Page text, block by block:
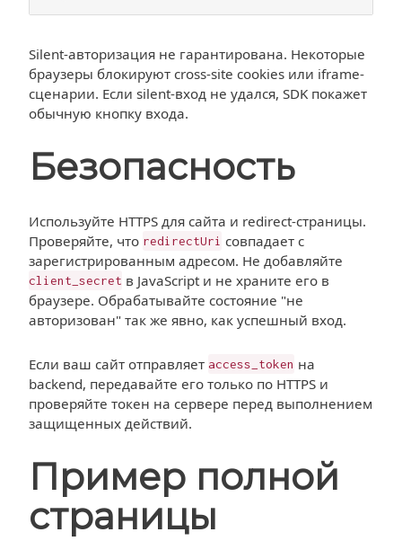
Silent-авторизация не гарантирована. Некоторые
браузеры блокируют cross-site cookies или iframe-
сценарии. Если silent-вход не удался, SDK покажет
обычную кнопку входа.
Безопасность
Используйте HTTPS для сайта и redirect-страницы.
Проверяйте, что redirectUri совпадает с
зарегистрированным адресом. Не добавляйте
client_secret в JavaScript и не храните его в
браузере. Обрабатывайте состояние "не
авторизован" так же явно, как успешный вход.
Если ваш сайт отправляет access_token на
backend, передавайте его только по HTTPS и
проверяйте токен на сервере перед выполнением
защищенных действий.
Пример полной
страницы